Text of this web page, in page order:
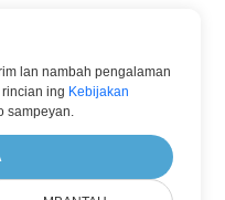
populer liyane:
lan nambah pengalaman
ing Kebijakan
sampeyan.